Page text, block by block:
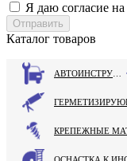
Я даю согласие на
Каталог товаров